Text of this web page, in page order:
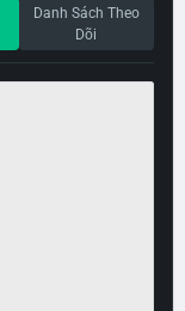
Danh Sách Theo
Dõi